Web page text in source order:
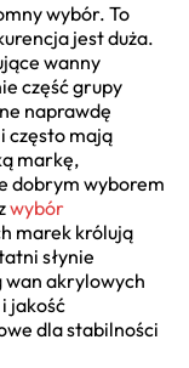
wybór. To
jest duża.
wanny
część grupy
naprawdę
często mają
markę,
dobrym wyborem
wybór
marek królują
słynie
wan akrylowych
jakość
dla stabilności